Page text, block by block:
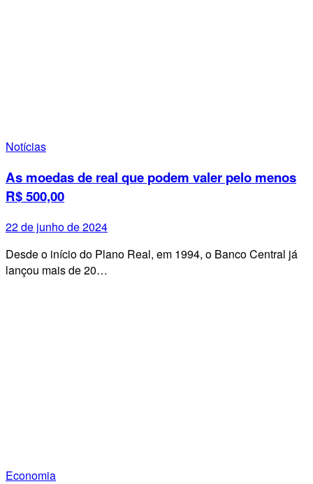
Notícias
As moedas de real que podem valer pelo menos
R$ 500,00
22 de junho de 2024
Desde o início do Plano Real, em 1994, o Banco Central já
lançou mais de 20…
Economia